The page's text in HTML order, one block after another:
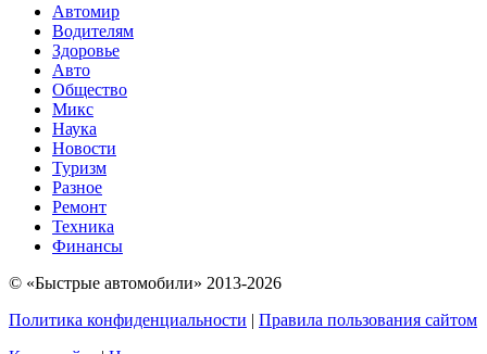
Автомир
Водителям
Здоровье
Авто
Общество
Микс
Наука
Новости
Туризм
Разное
Ремонт
Техника
Финансы
© «Быстрые автомобили» 2013-2026
Политика конфиденциальности | Правила пользования сайтом